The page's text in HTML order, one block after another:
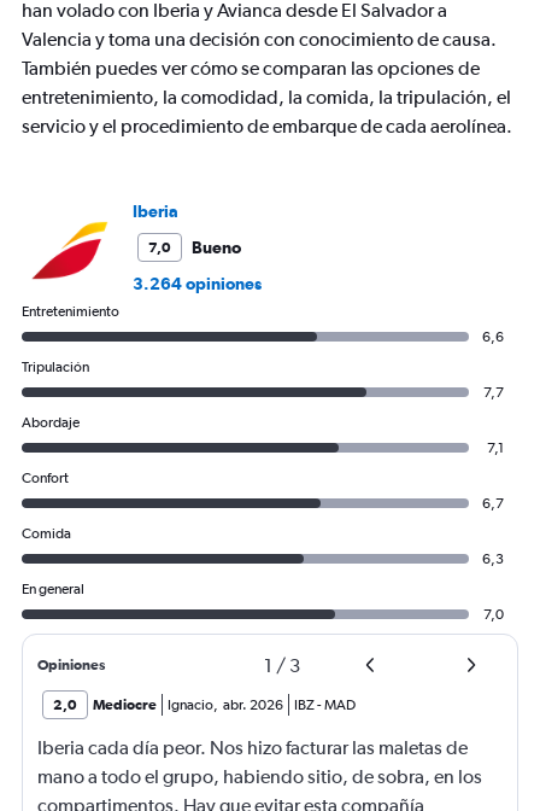
Y
axis
displaying
values.
Range:
0
han volado con Iberia y Avianca desde El Salvador a
Valencia y toma una decisión con conocimiento de causa.
También puedes ver cómo se comparan las opciones de
entretenimiento, la comodidad, la comida, la tripulación, el
servicio y el procedimiento de embarque de cada aerolínea.
Iberia
7,0
Bueno
3.264 opiniones
Entretenimiento
6,6
Tripulación
7,7
Abordaje
7,1
Confort
6,7
Comida
6,3
En general
7,0
Opiniones 1 / 3
2,0 Mediocre Ignacio, abr. 2026 IBZ-MAD
Iberia cada día peor. Nos hizo facturar las maletas de
mano a todo el grupo, habiendo sitio, de sobra, en los
compartimentos. Hay que evitar esta compañía